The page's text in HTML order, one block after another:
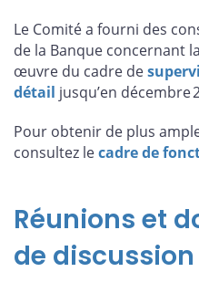
Le Comité a fourni des
de la Banque concernant
œuvre du cadre de
détail jusqu’en décembre
Pour obtenir de plus
consultez lecadre de
Réunions et
de discussion